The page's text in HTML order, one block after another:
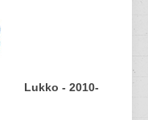
Lukko - 2010-